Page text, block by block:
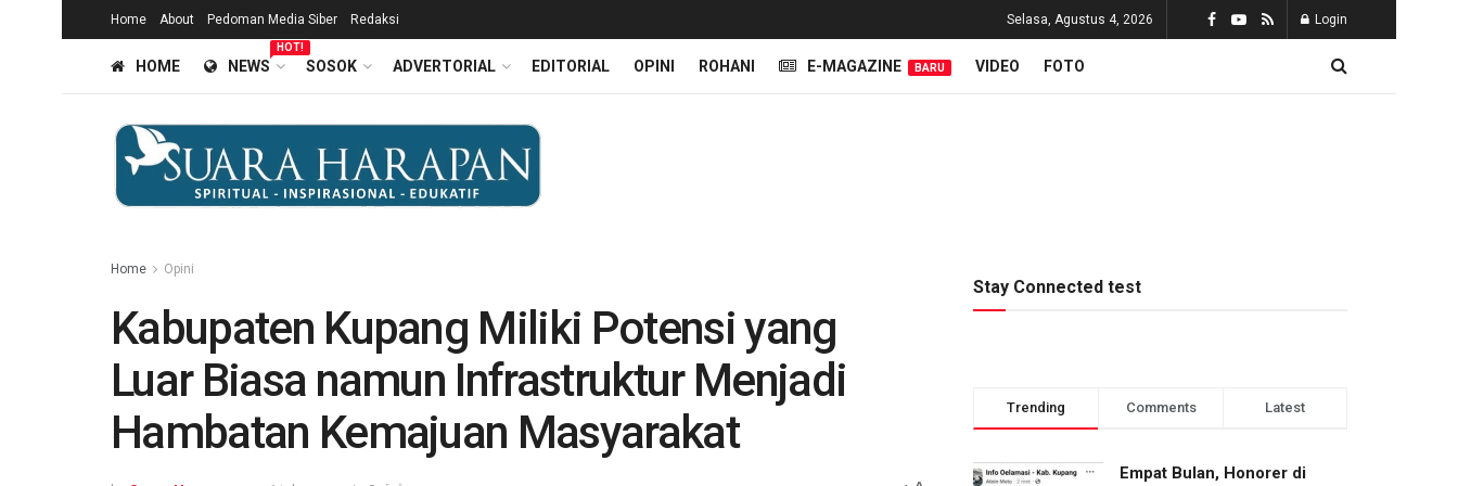
Home About Pedoman Media Siber Redaksi Selasa, Agustus 4, 2026 Login
HOME NEWS
HOT!
SOSOK ADVERTORIAL EDITORIAL OPINI ROHANI E-MAGAZINE BARU VIDEO FOTO
Home Opini
Kabupaten Kupang Miliki Potensi yang
Luar Biasa namun Infrastruktur Menjadi
Hambatan Kemajuan Masyarakat
Stay Connected test
Trending Comments Latest
Empat Bulan, Honorer di